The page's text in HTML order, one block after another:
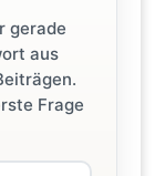
gerade
aus
Frage